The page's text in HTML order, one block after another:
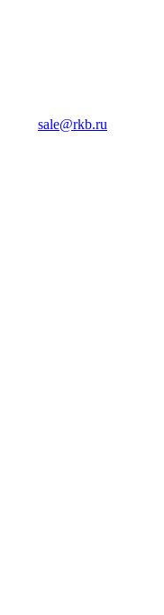
sale@rkb.ru